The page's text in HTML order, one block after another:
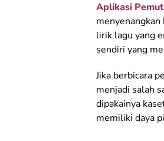
Aplikasi
lirik lagu yang
sendiri yang
Jika berbicara
menjadi salah
dipakainya
memiliki daya